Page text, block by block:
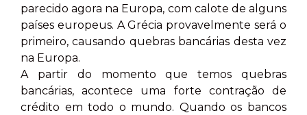
parecido agora na Europa, com calote de alguns
países europeus. A Grécia provavelmente será o
primeiro, causando quebras bancárias desta vez
na Europa.
A partir do momento que temos quebras
bancárias, acontece uma forte contração de
crédito em todo o mundo. Quando os bancos